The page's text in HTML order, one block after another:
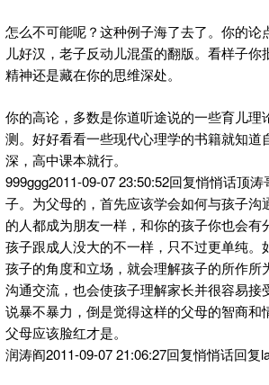
怎么不可能呢？这种例子海了去了。你的论
儿好汉，老子反动儿混蛋的翻版。看样子你
精神还是藏在你的思维深处。
你的高论，多数是你道听途说的一些育儿理
测。好好看看一些现代心理学的书籍就知道
深，高中课本就行。
999ggg2011-09-07 23:50:52回复悄悄话顶
子。为父母的，首先应该学会如何与孩子沟
的人都成为朋友一样，和你的孩子你也会有
孩子跟成人没大的不一样，只不过更单纯。
孩子的角度和立场，就会理解孩子的所作所
沟通交流，也会使孩子理解家长并很容易接
说暴不暴力，倒是觉得这样的父母的智商和
父母应该脸红才是。
润涛阎2011-09-07 21:06:27回复悄悄话回复